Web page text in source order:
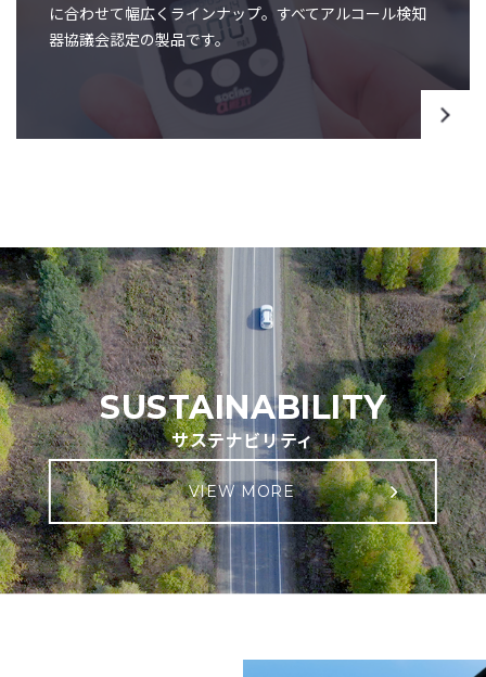
に合わせて幅広くラインナップ。すべてアルコール検知
器協議会認定の製品です。
SUSTAINABILITY
サステナビリティ
VIEW MORE